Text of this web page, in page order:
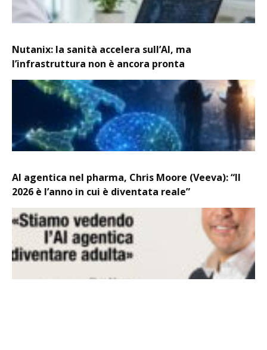
Nutanix: la sanità accelera sull’AI, ma
l’infrastruttura non è ancora pronta
AI agentica nel pharma, Chris Moore (Veeva): “Il
2026 è l’anno in cui è diventata reale”